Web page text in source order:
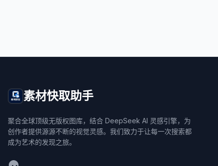
素材快取助手
聚合全球顶级无版权图库，结合 DeepSeek AI 灵感引擎，为
创作者提供源源不断的视觉灵感。我们致力于让每一次搜索都
成为艺术的发现之旅。